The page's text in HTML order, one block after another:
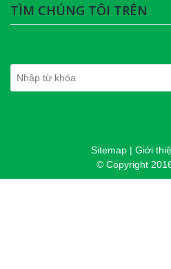
TÌM CHÚNG TÔI TRÊN
Sitemap | Giới
© Copyright